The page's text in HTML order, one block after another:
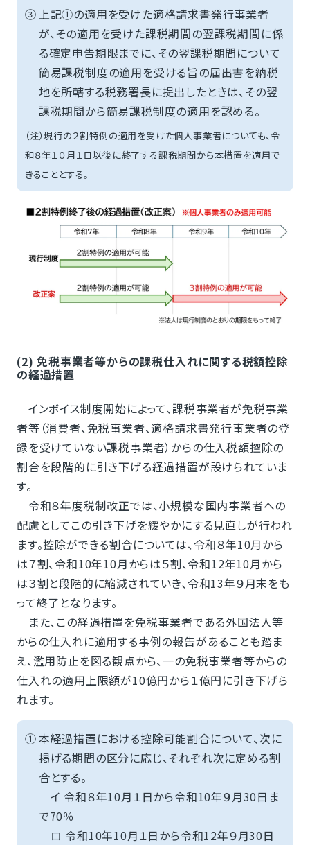
③上記①の適用を受けた適格請求書発行事業者
が、その適用を受けた課税期間の翌課税期間に係
る確定申告期限までに、その翌課税期間について
簡易課税制度の適用を受ける旨の届出書を納税
地を所轄する税務署長に提出したときは、その翌
課税期間から簡易課税制度の適用を認める。
（注）現行の２割特例の適用を受けた個人事業者についても、令
和８年１０月１日以後に終了する課税期間から本措置を適用で
きることとする。
(2) 免税事業者等からの課税仕入れに関する税額控除
の経過措置
インボイス制度開始によって、課税事業者が免税事業
者等（消費者、免税事業者、適格請求書発行事業者の登
録を受けていない課税事業者）からの仕入税額控除の
割合を段階的に引き下げる経過措置が設けられていま
す。
令和８年度税制改正では、小規模な国内事業者への
配慮としてこの引き下げを緩やかにする見直しが行われ
ます。控除ができる割合については、令和８年10月から
は７割、令和10年10月からは５割、令和12年10月から
は３割と段階的に縮減されていき、令和13年９月末をも
って終了となります。
また、この経過措置を免税事業者である外国法人等
からの仕入れに適用する事例の報告があることも踏ま
え、濫用防止を図る観点から、一の免税事業者等からの
仕入れの適用上限額が10億円から１億円に引き下げら
れます。
①本経過措置における控除可能割合について、次に
掲げる期間の区分に応じ、それぞれ次に定める割
合とする。
イ 令和８年10月１日から令和10年９月30日ま
で70％
ロ 令和10年10月１日から令和12年９月30日